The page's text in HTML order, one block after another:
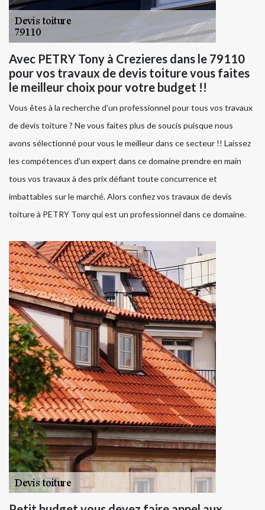
Avec PETRY Tony à Crezieres dans le 79110
pour vos travaux de devis toiture vous faites
le meilleur choix pour votre budget !!
Vous êtes à la recherche d’un professionnel pour tous vos travaux
de devis toiture ? Ne vous faites plus de soucis puisque nous
avons sélectionné pour vous le meilleur dans ce secteur !! Laissez
les compétences d’un expert dans ce domaine prendre en main
tous vos travaux à des prix défiant toute concurrence et
imbattables sur le marché. Alors confiez vos travaux de devis
toiture à PETRY Tony qui est un professionnel dans ce domaine.